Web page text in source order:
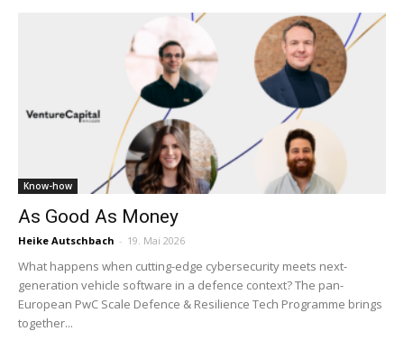
Know-how
As Good As Money
Heike Autschbach - 19. Mai 2026
What happens when cutting-edge cybersecurity meets next-
generation vehicle software in a defence context? The pan-
European PwC Scale Defence & Resilience Tech Programme brings
together...